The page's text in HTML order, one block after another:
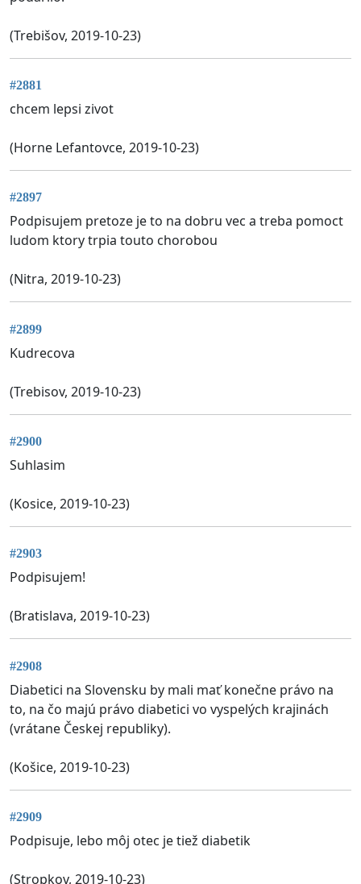
(Trebišov, 2019-10-23)
#2881
chcem lepsi zivot
(Horne Lefantovce, 2019-10-23)
#2897
Podpisujem pretoze je to na dobru vec a treba pomoct
ludom ktory trpia touto chorobou
(Nitra, 2019-10-23)
#2899
Kudrecova
(Trebisov, 2019-10-23)
#2900
Suhlasim
(Kosice, 2019-10-23)
#2903
Podpisujem!
(Bratislava, 2019-10-23)
#2908
Diabetici na Slovensku by mali mať konečne právo na
to, na čo majú právo diabetici vo vyspelých krajinách
(vrátane Českej republiky).
(Košice, 2019-10-23)
#2909
Podpisuje, lebo môj otec je tiež diabetik
(Stropkov, 2019-10-23)